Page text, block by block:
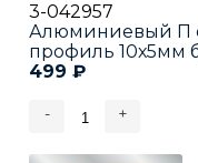
3-042957
Алюминиевый П
профиль 10х5мм
499 ₽
- +